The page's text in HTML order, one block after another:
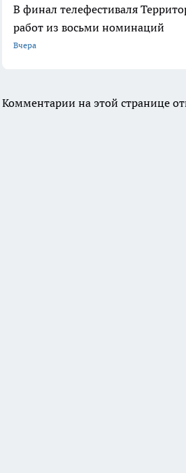
В финал телефестиваля
работ из восьми номинаций
Вчера
Комментарии на этой странице